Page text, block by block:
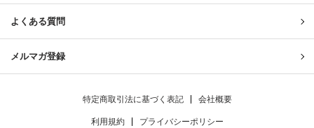
よくある質問
メルマガ登録
特定商取引法に基づく表記 会社概要
利用規約 プライバシーポリシー